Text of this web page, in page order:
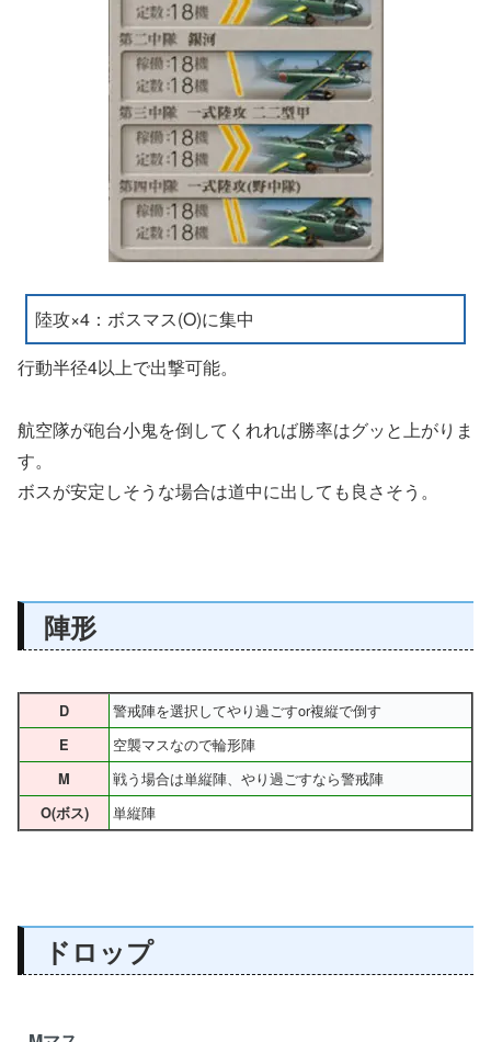
陸攻×4：ボスマス(O)に集中
行動半径4以上で出撃可能。
航空隊が砲台小鬼を倒してくれれば勝率はグッと上がりま
す。
ボスが安定しそうな場合は道中に出しても良さそう。
陣形
D 警戒陣を選択してやり過ごすor複縦で倒す
E 空襲マスなので輪形陣
M 戦う場合は単縦陣、やり過ごすなら警戒陣
O(ボス) 単縦陣
ドロップ